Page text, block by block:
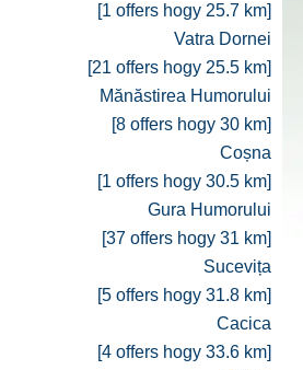
[1 offers hogy 25.7 km]
Vatra Dornei
[21 offers hogy 25.5 km]
Mănăstirea Humorului
[8 offers hogy 30 km]
Coșna
[1 offers hogy 30.5 km]
Gura Humorului
[37 offers hogy 31 km]
Sucevița
[5 offers hogy 31.8 km]
Cacica
[4 offers hogy 33.6 km]